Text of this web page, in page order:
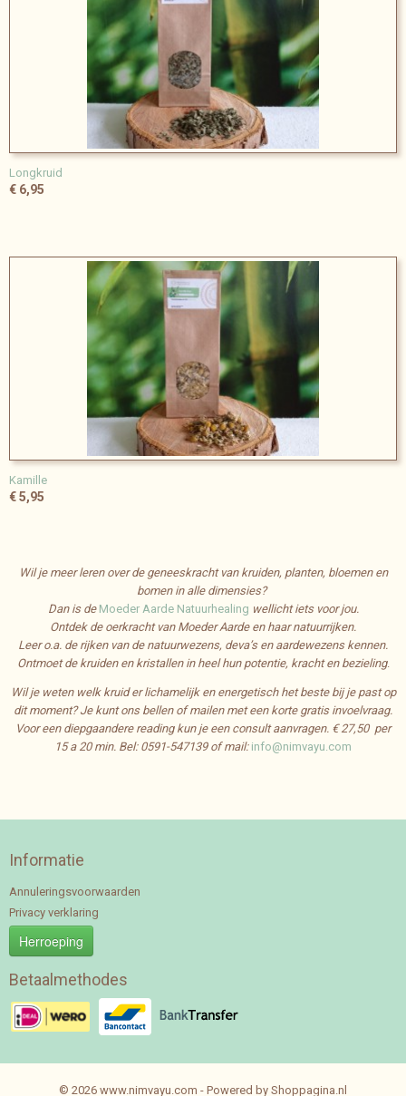
Longkruid
€ 6,95
Kamille
€ 5,95
Wil je meer leren over de geneeskracht van kruiden, planten, bloemen en
bomen in alle dimensies?
Dan is de Moeder Aarde Natuurhealing wellicht iets voor jou.
Ontdek de oerkracht van Moeder Aarde en haar natuurrijken.
Leer o.a. de rijken van de natuurwezens, deva’s en aardewezens kennen.
Ontmoet de kruiden en kristallen in heel hun potentie, kracht en bezieling.
Wil je weten welk kruid er lichamelijk en energetisch het beste bij je past op
dit moment? Je kunt ons bellen of mailen met een korte gratis invoelvraag.
Voor een diepgaandere reading kun je een consult aanvragen. € 27,50 per
15 a 20 min. Bel: 0591-547139 of mail: info@nimvayu.com
Informatie
Annuleringsvoorwaarden
Privacy verklaring
Herroeping
Betaalmethodes
© 2026 www.nimvayu.com - Powered by Shoppagina.nl